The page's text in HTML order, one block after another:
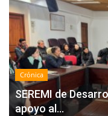
Crónica
SEREMI de
apoyo al...